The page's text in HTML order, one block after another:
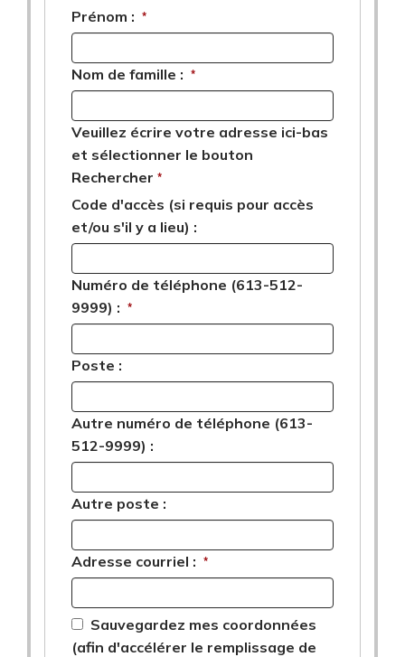
Prénom : *
Nom de famille : *
Veuillez écrire votre adresse ici-bas
et sélectionner le bouton
Rechercher *
Code d'accès (si requis pour accès
et/ou s'il y a lieu) :
Numéro de téléphone (613-512-
9999) : *
Poste :
Autre numéro de téléphone (613-
512-9999) :
Autre poste :
Adresse courriel : *
Sauvegardez mes coordonnées
(afin d'accélérer le remplissage de